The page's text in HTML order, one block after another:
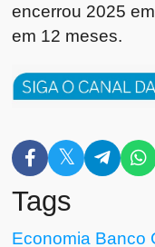
encerrou 2025
em 12 meses.
Tags
Economia Banco